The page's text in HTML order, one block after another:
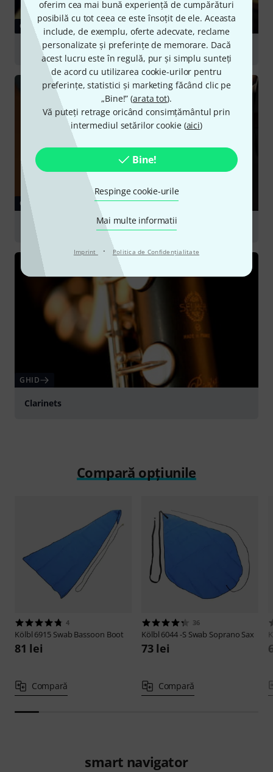
oferim cea mai bună experiență de cumpărături
posibilă cu tot ceea ce este însoțit de ele. Aceasta
include, de exemplu, oferte adecvate, reclame
personalizate și preferințe de memorare. Dacă
acest lucru este în regulă, pur și simplu sunteți
de acord cu utilizarea cookie-urilor pentru
preferințe, statistici și marketing făcând clic pe
„Bine!” (arata tot).
Vă puteți retrage oricând consimțământul prin
intermediul setărilor cookie (aici)
Bine!
Respinge cookie-urile
Mai multe informatii
Imprint · Politica de Confidenţialitate
GHID
Oboes
GHID
GHID
Clarinets
Compară opțiunile
4
Kölbl 6915 Swab Bassoon Boot
81 lei
Compară
36
Kölbl 6044 -S Swab Soprano Sax
73 lei
Compară
smart navigator